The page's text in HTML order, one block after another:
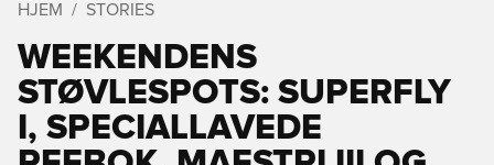
HJEM STORIES
WEEKENDENS
STØVLESPOTS: SUPERFLY
I, SPECIALLAVEDE